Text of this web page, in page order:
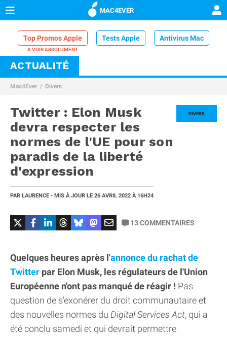
MAC4EVER
Top Promos Apple Tests Apple Antivirus Mac
VPN Mac
Comparatif iPhone
ACTUALITÉ
Mac4Ever Divers
DIVERS
Twitter : Elon Musk
devra respecter les
normes de l'UE pour son
paradis de la liberté
d'expression
PAR LAURENCE - MIS À JOUR LE 26 AVRIL 2022 À 16H24
13COMMENTAIRES
Quelques heures après l'annonce du rachat de
Twitter par Elon Musk, les régulateurs de l'Union
Européenne n'ont pas manqué de réagir ! Pas
question de s'exonérer du droit communautaire et
des nouvelles normes du Digital Services Act, qui a
été conclu samedi et qui devrait permettre